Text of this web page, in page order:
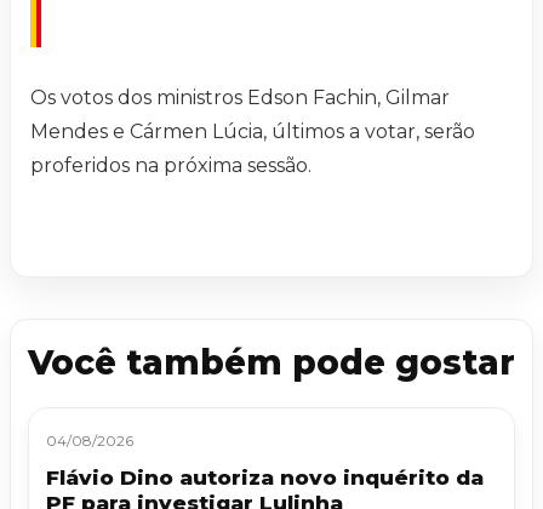
Os votos dos ministros Edson Fachin, Gilmar
Mendes e Cármen Lúcia, últimos a votar, serão
proferidos na próxima sessão.
Você também pode gostar
04/08/2026
Flávio Dino autoriza novo inquérito da
PF para investigar Lulinha